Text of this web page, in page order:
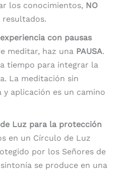
los conocimientos, NO
con pausas
meditar, haz una PAUSA.
tiempo para integrar la
La meditación sin
y aplicación es un camino
Luz para la protección
en un Círculo de Luz
por los Señores de
se produce en una